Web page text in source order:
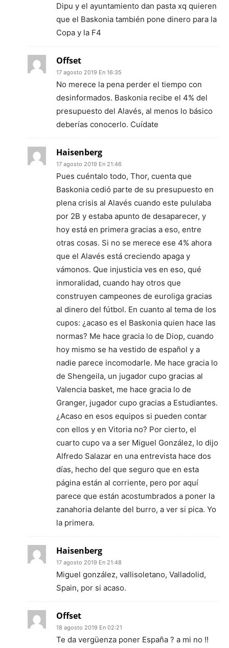
Dipu y el ayuntamiento dan pasta xq quieren
que el Baskonia también pone dinero para la
Copa y la F4
Offset
17 agosto 2019 En 16:35
No merece la pena perder el tiempo con
desinformados. Baskonia recibe el 4% del
presupuesto del Alavés, al menos lo básico
deberías conocerlo. Cuídate
Haisenberg
17 agosto 2019 En 21:46
Pues cuéntalo todo, Thor, cuenta que
Baskonia cedió parte de su presupuesto en
plena crisis al Alavés cuando este pululaba
por 2B y estaba apunto de desaparecer, y
hoy está en primera gracias a eso, entre
otras cosas. Si no se merece ese 4% ahora
que el Alavés está creciendo apaga y
vámonos. Que injusticia ves en eso, qué
inmoralidad, cuando hay otros que
construyen campeones de euroliga gracias
al dinero del fútbol. En cuanto al tema de los
cupos: ¿acaso es el Baskonia quien hace las
normas? Me hace gracia lo de Diop, cuando
hoy mismo se ha vestido de español y a
nadie parece incomodarle. Me hace gracia lo
de Shengeila, un jugador cupo gracias al
Valencia basket, me hace gracia lo de
Granger, jugador cupo gracias a Estudiantes.
¿Acaso en esos equipos si pueden contar
con ellos y en Vitoria no? Por cierto, el
cuarto cupo va a ser Miguel González, lo dijo
Alfredo Salazar en una entrevista hace dos
días, hecho del que seguro que en esta
página están al corriente, pero por aquí
parece que están acostumbrados a poner la
zanahoria delante del burro, a ver si pica. Yo
la primera.
Haisenberg
17 agosto 2019 En 21:48
Miguel gonzález, vallisoletano, Valladolid,
Spain, por si acaso.
Offset
18 agosto 2019 En 02:21
Te da vergüenza poner España ? a mi no !!